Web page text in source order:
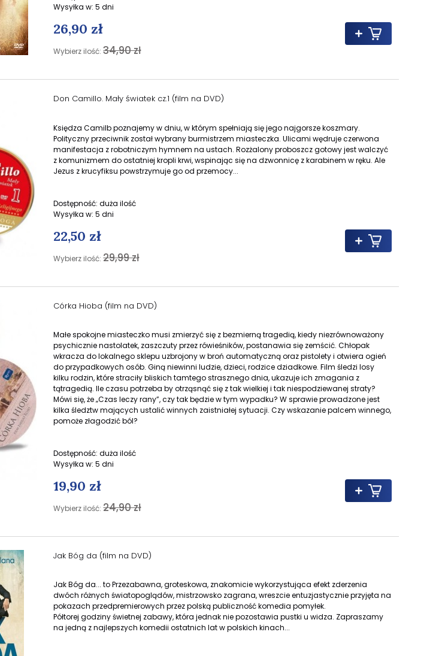
Wysyłka w: 5 dni
26,90 zł
Wybierz ilość:34,90 zł
Don Camillo. Mały światek cz.1 (film na DVD)
Księdza Camilb poznajemy w dniu, w którym spełniają się jego najgorsze koszmary.
Polityczny przeciwnik został wybrany burmistrzem miasteczka. Ulicami wędruje czerwona
manifestacja z robotniczym hymnem na ustach. Rozżalony proboszcz gotowy jest walczyć
z komunizmem do ostatniej kropli krwi, wspinając się na dzwonnicę z karabinem w ręku. Ale
Jezus z krucyfiksu powstrzymuje go od przemocy...
Dostępność: duża ilość
Wysyłka w: 5 dni
22,50 zł
Wybierz ilość:29,99 zł
Córka Hioba (film na DVD)
Małe spokojne miasteczko musi zmierzyć się z bezmierną tragedią, kiedy niezrównoważony
psychicznie nastolatek, zaszczuty przez rówieśników, postanawia się zemścić. Chłopak
wkracza do lokalnego sklepu uzbrojony w broń automatyczną oraz pistolety i otwiera ogień
do przypadkowych osób. Giną niewinni ludzie, dzieci, rodzice dziadkowe. Film śledzi losy
kilku rodzin, które straciły bliskich tamtego strasznego dnia, ukazuje ich zmagania z
tątragedią. Ile czasu potrzeba by otrząsnąć się z tak wielkiej i tak niespodziewanej straty?
Mówi się, że „Czas leczy rany”, czy tak będzie w tym wypadku? W sprawie prowadzone jest
kilka śledztw mających ustalić winnych zaistniałej sytuacji. Czy wskazanie palcem winnego,
pomoże złagodzić ból?
Dostępność: duża ilość
Wysyłka w: 5 dni
19,90 zł
Wybierz ilość:24,90 zł
Jak Bóg da (film na DVD)
Jak Bóg da... to Przezabawna, groteskowa, znakomicie wykorzystująca efekt zderzenia
dwóch różnych światopoglądów, mistrzowsko zagrana, wreszcie entuzjastycznie przyjęta na
pokazach przedpremierowych przez polską publiczność komedia pomyłek.
Półtorej godziny świetnej zabawy, która jednak nie pozostawia pustki u widza. Zapraszamy
na jedną z najlepszych komedii ostatnich lat w polskich kinach...